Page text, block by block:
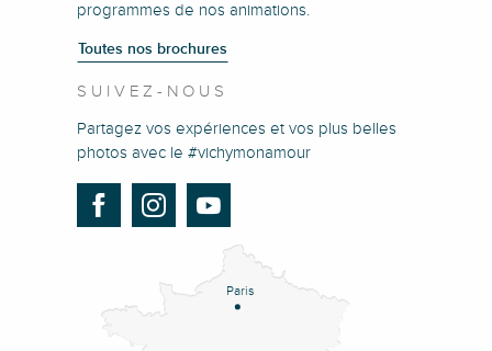
programmes de nos animations.
Toutes nos brochures
SUIVEZ-NOUS
Partagez vos expériences et vos plus belles
photos avec le #vichymonamour
Paris